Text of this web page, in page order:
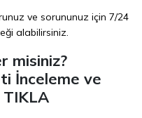
ve sorununuz için 7/24
alabilirsiniz.
misiniz?
İnceleme ve
TIKLA